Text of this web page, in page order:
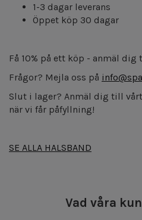
1-3 dagar leverans
Öppet köp 30 dagar
Få 10% på ett köp - anmäl
Frågor? Mejla oss på
Slut i lager? Anmäl dig till vårt
när vi får påfyllning!
SE ALLA HALSBAND
Vad våra